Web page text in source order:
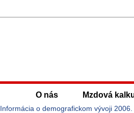
O nás Mzdová
Informácia o demografickom vývoji 2006.